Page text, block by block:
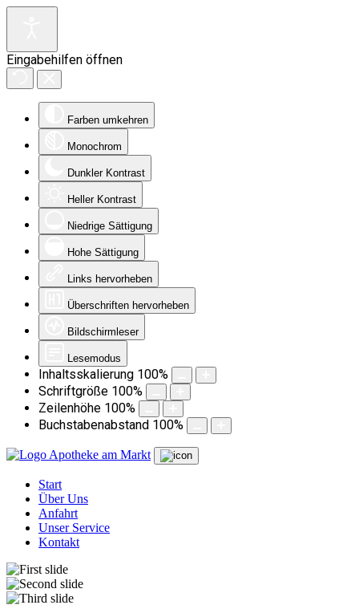
Eingabehilfen öffnen
Farben umkehren
Monochrom
Dunkler Kontrast
Heller Kontrast
Niedrige Sättigung
Hohe Sättigung
Links hervorheben
Überschriften hervorheben
Bildschirmleser
Lesemodus
Inhaltsskalierung 100%
Schriftgröße 100%
Zeilenhöhe 100%
Buchstabenabstand 100%
Apotheke am Markt
Start
Über Uns
Anfahrt
Unser Service
Kontakt